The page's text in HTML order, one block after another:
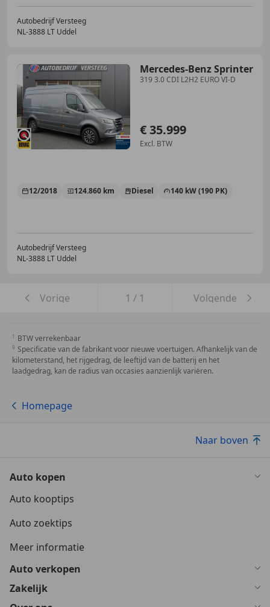
Autobedrijf Versteeg
NL-3888 LT Uddel
Mercedes-Benz Sprinter
319 3.0 CDI L2H2 EURO VI-D
€ 35.999
Excl. BTW
12/2018 124.860 km Diesel 140 kW (190 PK)
Autobedrijf Versteeg
NL-3888 LT Uddel
Vorige 1 / 1 Volgende
BTW verrekenbaar
Specificatie van de fabrikant voor nieuwe voertuigen. Afhankelijk van de
kilometerstand, het rijgedrag, de leeftijd van de batterij en het
laadgedrag, kan de radius van occasies aanzienlijk variëren.
Homepage
Naar boven
Auto kopen
Auto kooptips
Auto zoektips
Meer informatie
Auto verkopen
Zakelijk